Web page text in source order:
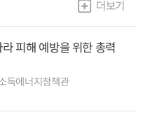
더보기
피해 예방을 위한 총력
득에너지정책관